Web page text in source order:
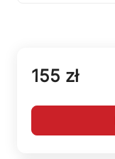
155 zł